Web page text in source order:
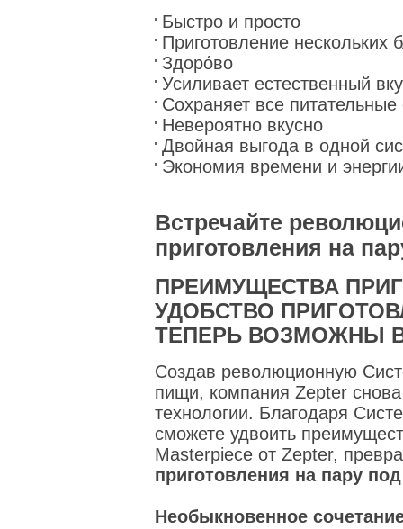
Быстро и просто
Приготовление
Здоро́во
Усиливает естественный
Сохраняет все питательные
Невероятно вкусно
Двойная выгода в одной
Экономия времени и
Встречайте
приготовления на
ПРЕИМУЩЕСТВА
УДОБСТВО
ТЕПЕРЬ ВОЗМОЖНЫ
Создав революционную
пищи, компания Zepter
технологии. Благодаря
сможете удвоить
Masterpiece от Zepter,
приготовления на пару
Необыкновенное